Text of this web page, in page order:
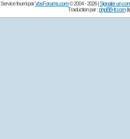
Service fourni parVosForums.com© 2004 - 2026 |Signaler un
Traduction par :phpBB-fr.com